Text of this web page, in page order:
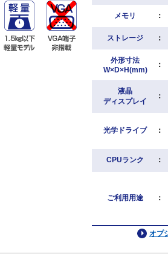
メモリ ：
ストレージ ：
外形寸法
W×D×H(mm)
：
液晶
ディスプレイ
：
光学ドライブ ：
CPUランク ：
ご利用用途 ：
オプ